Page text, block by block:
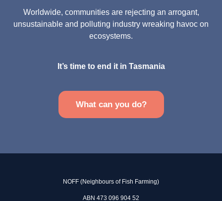
Worldwide, communities are rejecting an arrogant,
unsustainable and polluting industry wreaking havoc on
ecosystems.
It’s time to end it in Tasmania
What can you do?
NOFF (Neighbours of Fish Farming)
ABN 473 096 904 52